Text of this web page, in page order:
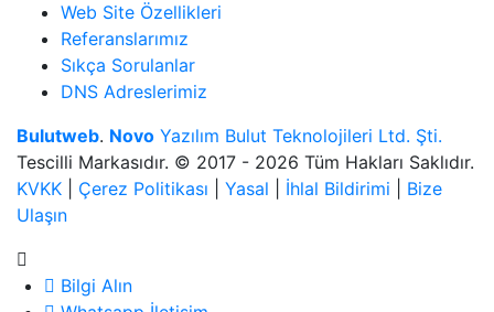
Web Site Özellikleri
Referanslarımız
Sıkça Sorulanlar
DNS Adreslerimiz
Bulutweb. Novo Yazılım Bulut Teknolojileri Ltd. Şti.
Tescilli Markasıdır. © 2017 - 2026 Tüm Hakları Saklıdır.
KVKK
Çerez Politikası Yasal İhlal Bildirimi
Bize
Ulaşın
Bilgi Alın